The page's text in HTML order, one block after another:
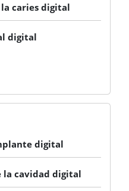
la caries digital
digital
digital
la cavidad digital